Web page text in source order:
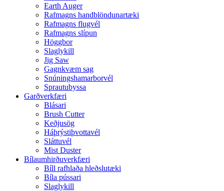
Earth Auger
Rafmagns handblöndunartæki
Rafmagns flugvél
Rafmagns slípun
Höggbor
Slaglykill
Jig Saw
Gagnkvæm sag
Snúningshamarborvél
Sprautubyssa
Garðverkfæri
Blásari
Brush Cutter
Keðjusög
Háþrýstiþvottavél
Sláttuvél
Mist Duster
Bílaumhirðuverkfæri
Bíll rafhlaða hleðslutæki
Bíla pússari
Slaglykill